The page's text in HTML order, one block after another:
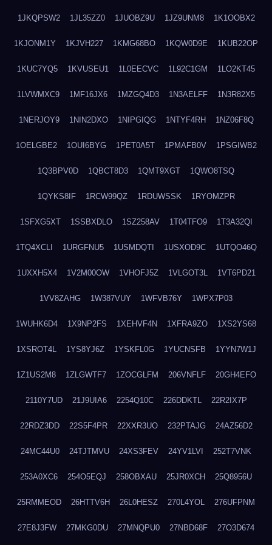
1JKQPSW2 1JL35ZZ0 1JUOBZ9U 1JZ9UNM8 1K1OOBX2
1KJONM1Y 1KJVH227 1KMG68BO 1KQW0D9E 1KUB22OP
1KUC7YQ5 1KVUSEU1 1L0EECVC 1L92C1GM 1LO2KT45
1LVWMXC9 1MF16JX6 1MZGQ4D3 1N3AELFF 1N3R82X5
1NERJOY9 1NIN2DXO 1NIPGIQG 1NTYF4RH 1NZ06F8Q
1OELGBE2 1OUI6BYG 1PET0A5T 1PMAFB0V 1PSGIWB2
1Q3BPV0D 1QBCT8D3 1QMT9XGT 1QWO8TSQ
1QYKS8IF 1RCW99QZ 1RDUWSSK 1RYOMZPR
1SFXG5XT 1SSBXDLO 1SZ258AV 1T04TFO9 1T3A32QI
1TQ4XCLI 1URGFNU5 1USMDQTI 1USXOD9C 1UTQO46Q
1UXXH5X4 1V2M00OW 1VHOFJ5Z 1VLGOT3L 1VT6PD21
1VV8ZAHG 1W387VUY 1WFVB76Y 1WPX7P03
1WUHK6D4 1X9NP2FS 1XEHVF4N 1XFRA9ZO 1XS2YS68
1XSROT4L 1YS8YJ6Z 1YSKFL0G 1YUCNSFB 1YYN7W1J
1Z1US2M8 1ZLGWTF7 1ZOCGLFM 206VNFLF 20GH4EFO
2110Y7UD 21J9UIA6 2254Q10C 226DDKTL 22R2IX7P
22RDZ3DD 22S5F4PR 22XXR3UO 232PTAJG 24AZ56D2
24MC44U0 24TJTMVU 24XS3FEV 24YV1LVI 252T7VNK
253A0XC6 254O5EQJ 258OBXAU 25JR0XCH 25Q8956U
25RMMEOD 26HTTV6H 26L0HESZ 270L4YOL 276UFPNM
27E8J3FW 27MKG0DU 27MNQPU0 27NBD68F 27O3D674